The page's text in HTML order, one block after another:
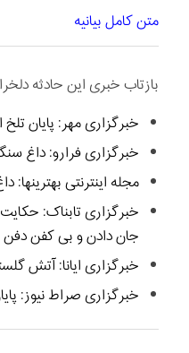
متن کامل بیانیه
بازتاب خبری این حادثه
خبرگزاری مهر: پایان
خبرگزاری فرارو: داغ
مجله اینترنتی
خبرگزاری تابناک:
جان دادن و بی کفن
خبرگزاری ایانا: آتش
خبرگزاری صراط نیوز: